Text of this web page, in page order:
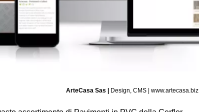
ArteCasa Sas | Design, CMS| www.artecasa.biz